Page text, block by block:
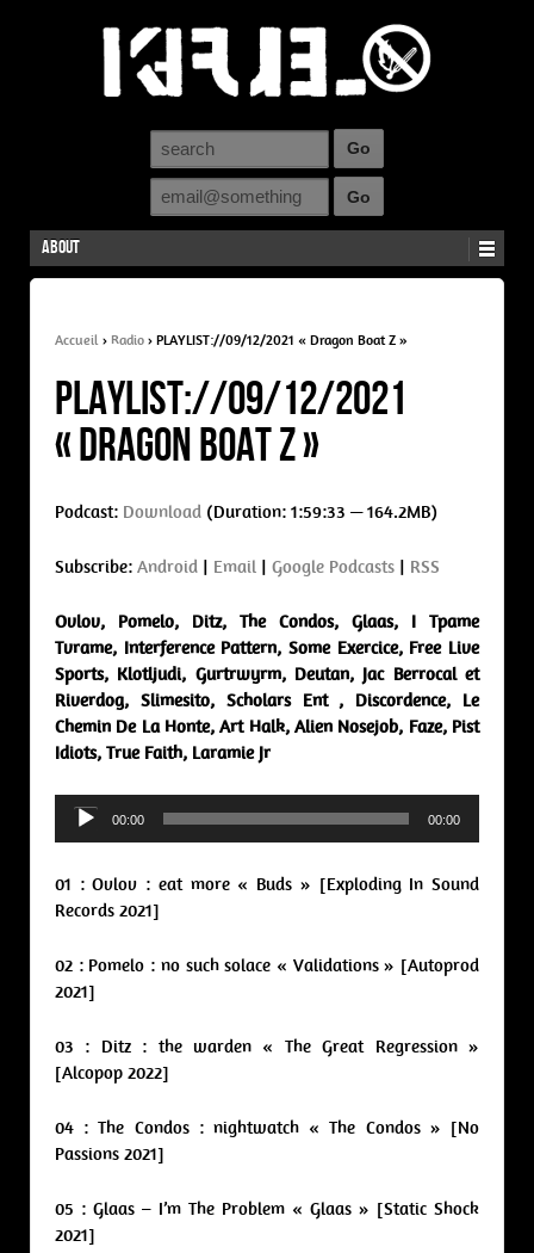
About
Accueil › Radio › PLAYLIST://09/12/2021 « Dragon Boat Z »
PLAYLIST://09/12/2021
« Dragon Boat Z »
Podcast: Download (Duration: 1:59:33 — 164.2MB)
Subscribe: Android | Email | Google Podcasts | RSS
Ovlov, Pomelo, Ditz, The Condos, Glaas, I Tpame
Tvrame, Interference Pattern, Some Exercice, Free Live
Sports, Klotljudi, Gurtrwyrm, Deutan, Jac Berrocal et
Riverdog, Slimesito, Scholars Ent , Discordence, Le
Chemin De La Honte, Art Halk, Alien Nosejob, Faze, Pist
Idiots, True Faith, Laramie Jr
Audio
Player
00:00 00:00
01 : Ovlov : eat more « Buds » [Exploding In Sound
Records 2021]
02 : Pomelo : no such solace « Validations » [Autoprod
2021]
03 : Ditz : the warden « The Great Regression »
[Alcopop 2022]
04 : The Condos : nightwatch « The Condos » [No
Passions 2021]
05 : Glaas – I’m The Problem « Glaas » [Static Shock
2021]